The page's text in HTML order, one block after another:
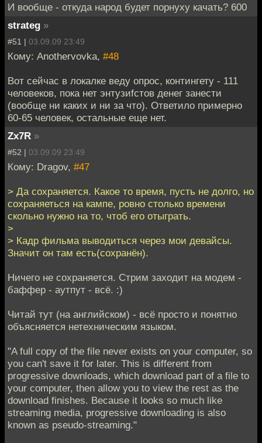
И вообще - откуда народ будет порнуху качать? 600
strateg »
#51 | 03.09.09 23:49
Кому: Anothervovka, #48
Вот сейчас в локалке веду опрос, контингету - 111
человеков, пока нет энтузиfстов денег занести
(вообще ни каких и ни за что). Ответило примерно
60-65 человек, остальные еще нет.
Zx7R »
#52 | 03.09.09 23:49
Кому: Dragov, #47
> Да сохраняется. Какое то время, пусть не долго, но
сохраняеться на кампе, ровно столько времени
скольно нужно на то, чтоб его отыграть.
>
> Кадр фильма выводиться через мои девайсы.
Значит он там есть(сохранён).
Ничего не сохраняется. Стрим заходит на модем -
баффер - аутпут - всё. :)
Читай тут (на английском) - всё просто и понятно
объясняется нетехническим языком.
"A full copy of the file never exists on your computer, so
you can't save it for later. This is different from
progressive downloads, which download part of a file to
your computer, then allow you to view the rest as the
download finishes. Because it looks so much like
streaming media, progressive downloading is also
known as pseudo-streaming."